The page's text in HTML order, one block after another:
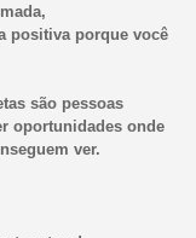
positiva porque você
são pessoas
oportunidades onde
ver.